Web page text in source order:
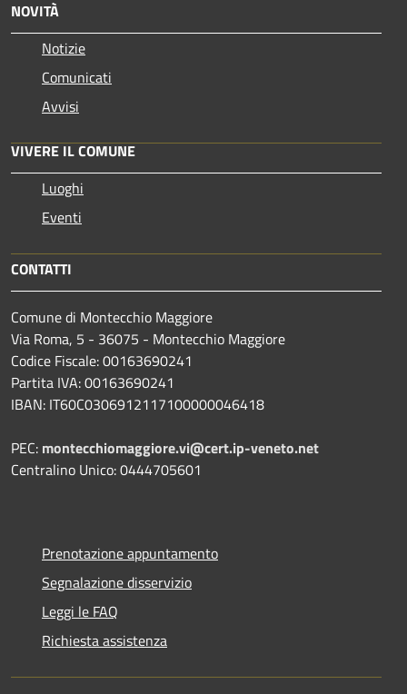
NOVITÀ
Notizie
Comunicati
Avvisi
VIVERE IL COMUNE
Luoghi
Eventi
CONTATTI
Comune di Montecchio Maggiore
Via Roma, 5 - 36075 - Montecchio Maggiore
Codice Fiscale: 00163690241
Partita IVA: 00163690241
IBAN: IT60C0306912117100000046418
PEC: montecchiomaggiore.vi@cert.ip-veneto.net
Centralino Unico: 0444705601
Prenotazione appuntamento
Segnalazione disservizio
Leggi le FAQ
Richiesta assistenza